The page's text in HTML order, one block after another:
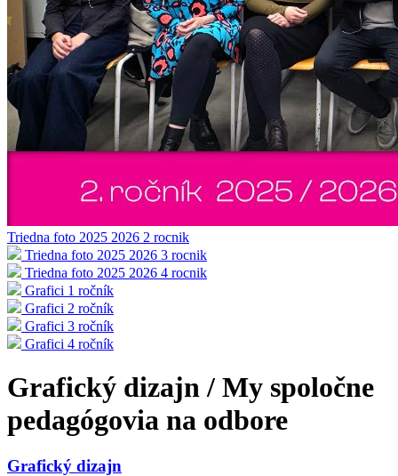
Triedna foto 2025 2026 2 rocnik
Triedna foto 2025 2026 3 rocnik
Triedna foto 2025 2026 4 rocnik
Grafici 1 ročník
Grafici 2 ročník
Grafici 3 ročník
Grafici 4 ročník
Grafický dizajn / My spoločne
pedagógovia na odbore
Grafický dizajn